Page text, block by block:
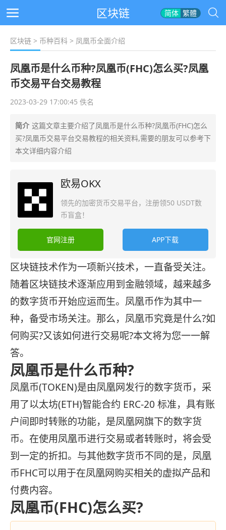
区块链 简体 繁體
区块链 > 币种百科 > 凤凰币全面介绍
凤凰币是什么币种?凤凰币(FHC)怎么买?凤凰
币交易平台交易教程
2023-03-29 17:00:45 佚名
简介 这篇文章主要介绍了凤凰币是什么币种?凤凰币(FHC)怎么
买?凤凰币交易平台交易教程的相关资料,需要的朋友可以参考下
本文详细内容介绍
欧易OKX
领先的加密货币交易平台，注册领50 USDT数
币盲盒！
官网注册 APP下载
区块链技术作为一项新兴技术，一直备受关注。
随着区块链技术逐渐应用到金融领域，越来越多
的数字货币开始应运而生。凤凰币作为其中一
种，备受市场关注。那么，凤凰币究竟是什么?如
何购买?又该如何进行交易呢?本文将为您一一解
答。
凤凰币是什么币种?
凤凰币(TOKEN)是由凤凰网发行的数字货币，采
用了以太坊(ETH)智能合约 ERC-20 标准，具有账
户间即时转账的功能，是凤凰网旗下的数字货
币。在使用凤凰币进行交易或者转账时，将会受
到一定的折扣。与其他数字货币不同的是，凤凰
币FHC可以用于在凤凰网购买相关的虚拟产品和
付费内容。
凤凰币(FHC)怎么买?